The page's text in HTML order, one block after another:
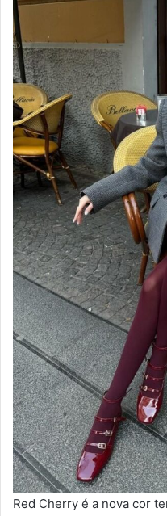
Red Cherry é a nova cor